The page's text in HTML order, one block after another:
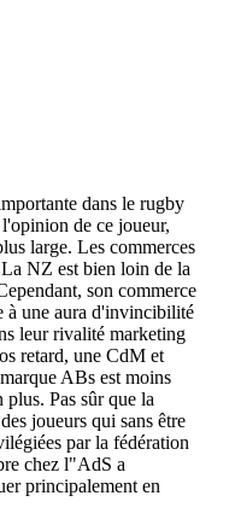
dans le rugby
de ce joueur,
large. Les commerces
NZ est bien loin de la
son commerce
à une aura d'invincibilité
leur rivalité marketing
retard, une CdM et
ABs est moins
Pas sûr que la
joueurs qui sans être
par la fédération
chez l"AdS a
principalement en